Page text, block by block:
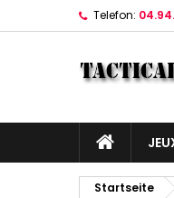
Telefon:
Startseite